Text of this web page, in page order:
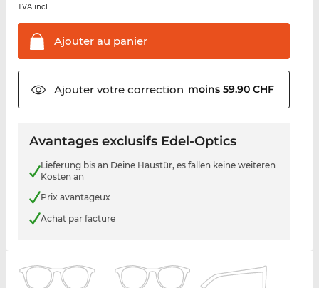
TVA incl.
Ajouter au panier
Ajouter votrecorrection moins 59.90 CHF
Avantages exclusifs Edel-Optics
Lieferung bis an Deine Haustür, es fallen keine weiteren
Kosten an
Prix avantageux
Achat par facture